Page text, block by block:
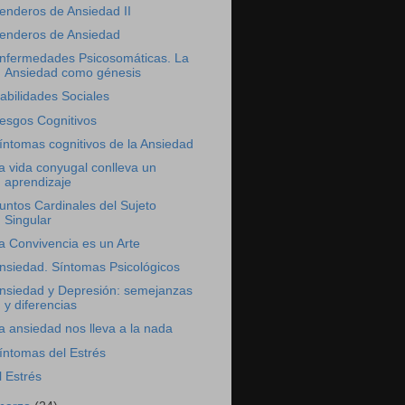
de Ansiedad II
de Ansiedad
Psicosomáticas. La
Ansiedad como génesis
Sociales
Cognitivos
cognitivos de la Ansiedad
vida conyugal conlleva un
aprendizaje
Cardinales del Sujeto
Singular
Convivencia es un Arte
Síntomas Psicológicos
y Depresión: semejanzas
y diferencias
ansiedad nos lleva a la nada
del Estrés
Estrés